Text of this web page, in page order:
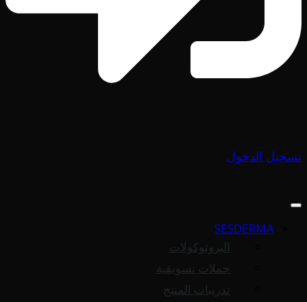
تسجيل الدخول
SESDERMA
البروتوكولات
حملات تسويقية
تدريبات المنتج